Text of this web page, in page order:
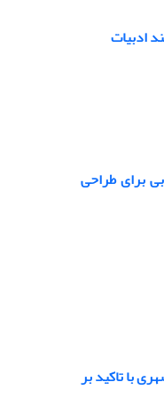
ادبیات
برای طراحی
با تاکید بر